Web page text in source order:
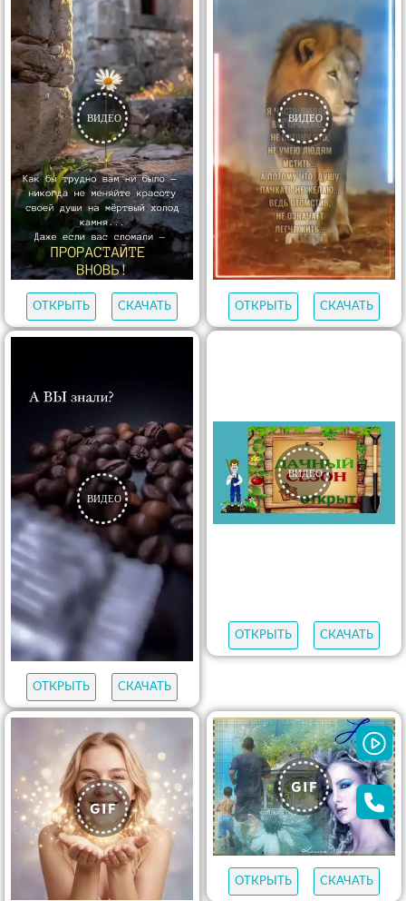
ОТКРЫТЬ СКАЧАТЬ ОТКРЫТЬ СКАЧАТЬ
ОТКРЫТЬ СКАЧАТЬ
ОТКРЫТЬ СКАЧАТЬ
ОТКРЫТЬ СКАЧАТЬ